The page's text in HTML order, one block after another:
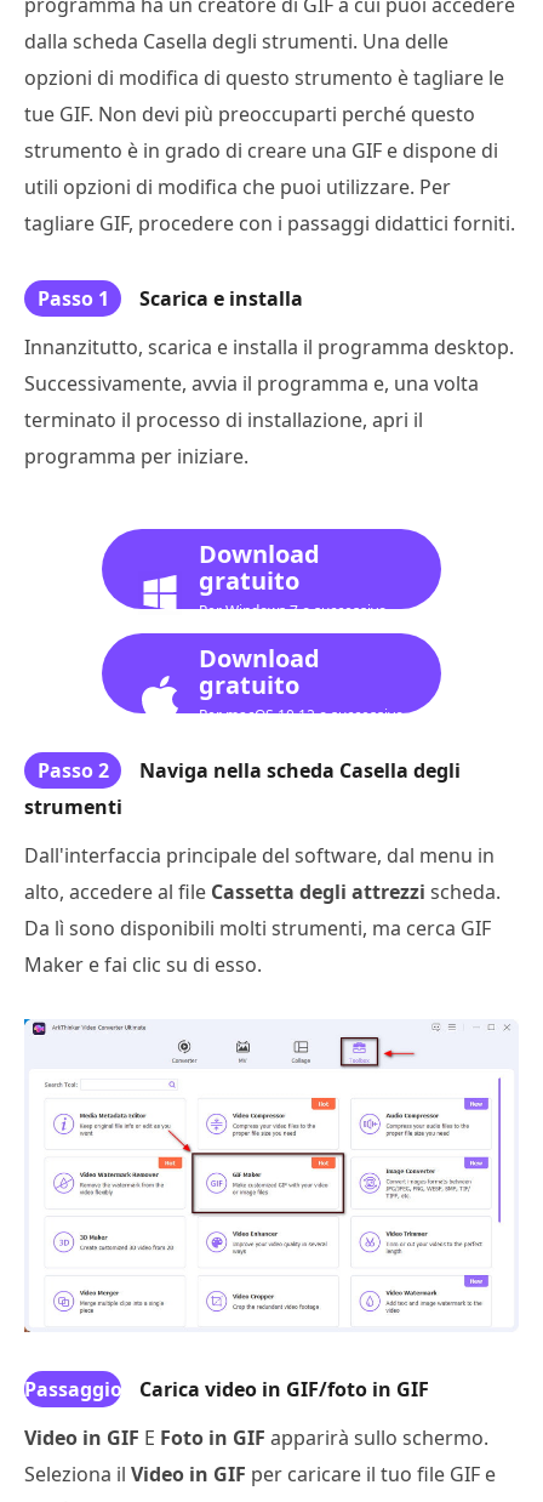
dalla scheda Casella degli strumenti. Una delle
opzioni di modifica di questo strumento è tagliare le
tue GIF. Non devi più preoccuparti perché questo
strumento è in grado di creare una GIF e dispone di
utili opzioni di modifica che puoi utilizzare. Per
tagliare GIF, procedere con i passaggi didattici forniti.
Passo 1
Scarica e installa
Innanzitutto, scarica e installa il programma desktop.
Successivamente, avvia il programma e, una volta
terminato il processo di installazione, apri il
programma per iniziare.
Download
gratuito
Per Windows 7 o successivo
Download
gratuito
Per macOS 10.12 o successivo
Passo 2
Naviga nella scheda Casella degli
strumenti
Dall'interfaccia principale del software, dal menu in
alto, accedere al file Cassetta degli attrezzi scheda.
Da lì sono disponibili molti strumenti, ma cerca GIF
Maker e fai clic su di esso.
Passaggio
Carica video in GIF/foto in GIF
Video in GIF E Foto in GIF apparirà sullo schermo.
Seleziona il Video in GIF per caricare il tuo file GIF e